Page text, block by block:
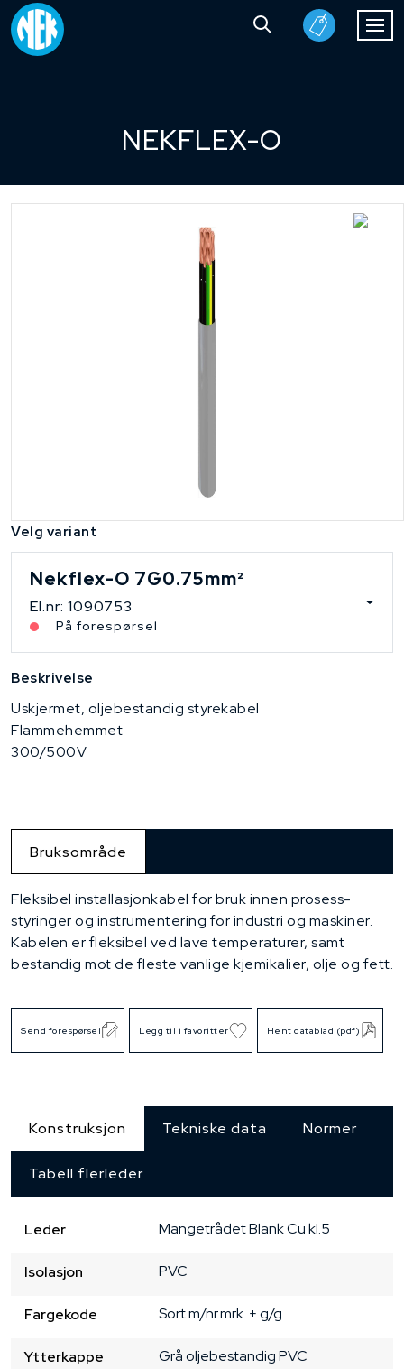
NEKFLEX-O
Velg variant
Nekflex-O 7G0.75mm²
El.nr: 1090753
På forespørsel
Beskrivelse
Uskjermet, oljebestandig styrekabel
Flammehemmet
300/500V
Bruksområde
Fleksibel installasjonkabel for bruk innen prosess-
styringer og instrumentering for industri og maskiner.
Kabelen er fleksibel ved lave temperaturer, samt
bestandig mot de fleste vanlige kjemikalier, olje og fett.
Send forespørsel Legg til i favoritter Hent datablad (pdf)
Konstruksjon Tekniske data Normer
Tabell flerleder
Leder MangetrådetBlank Cukl.5
Isolasjon PVC
Fargekode Sort m/nr.mrk. + g/g
Ytterkappe Gråoljebestandig PVC